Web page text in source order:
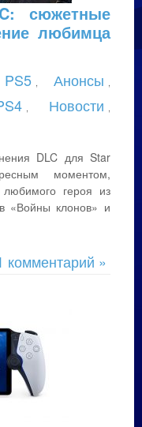
сюжетные
любимца
PS5 Анонсы
Новости
DLC для Star
моментом,
любимого героя из
«Войны клонов» и
комментарий »